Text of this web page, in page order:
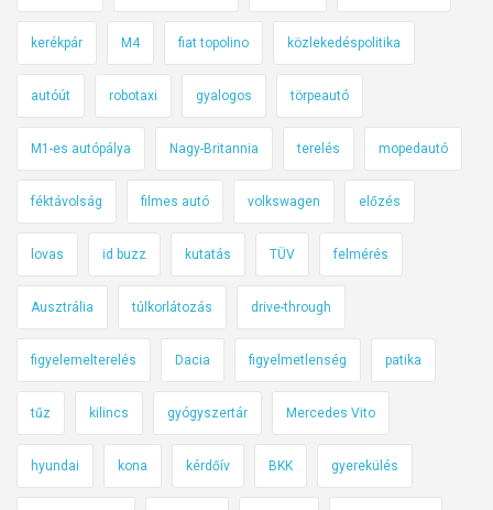
kerékpár M4 fiat topolino közlekedéspolitika
autóút robotaxi gyalogos törpeautó
M1-es autópálya Nagy-Britannia terelés mopedautó
féktávolság filmes autó volkswagen előzés
lovas id buzz kutatás TÜV felmérés
Ausztrália túlkorlátozás drive-through
figyelemelterelés Dacia figyelmetlenség patika
tűz kilincs gyógyszertár Mercedes Vito
hyundai kona kérdőív BKK gyerekülés